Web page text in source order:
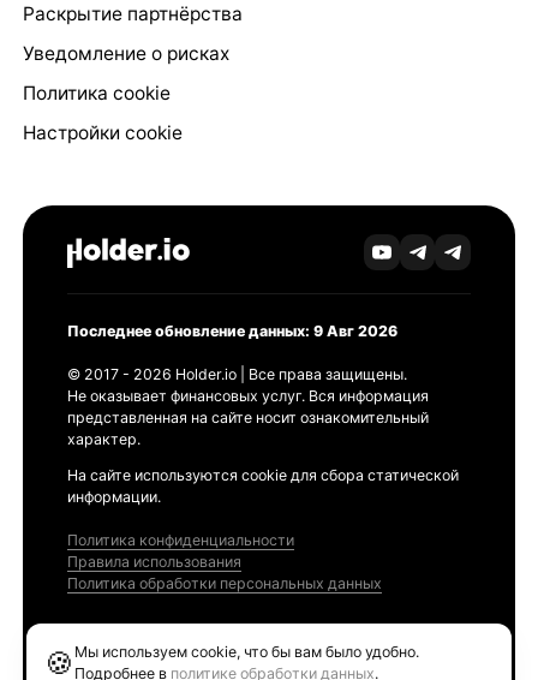
Раскрытие партнёрства
Уведомление о рисках
Политика cookie
Настройки cookie
Последнее обновление данных: 9 Авг 2026
© 2017 - 2026 Holder.io | Все права защищены.
Не оказывает финансовых услуг. Вся информация
представленная на сайте носит ознакомительный
характер.
На сайте используются cookie для сбора статической
информации.
Политика конфиденциальности
Правила использования
Политика обработки персональных данных
🍪 Мы используем cookie, что бы вам было удобно.
Подробнее в политике обработки данных.
Ethereum GAS Tracker